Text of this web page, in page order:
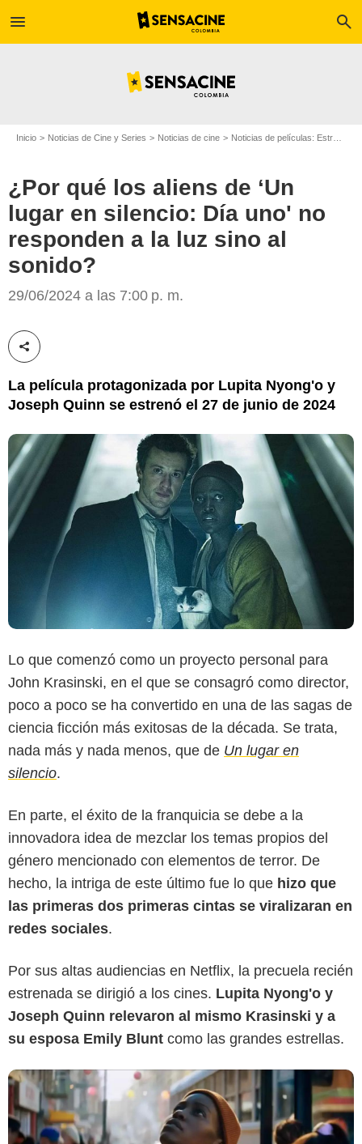
menu search
Inicio Noticias de Cine y Series Noticias de cine Noticias de películas: Estreno de película
¿Por qué los aliens de ‘Un
lugar en silencio: Día uno' no
responden a la luz sino al
sonido?
29/06/2024 a las 7:00 p. m.
Compartir esta noticia
La película protagonizada por Lupita Nyong'o y
Joseph Quinn se estrenó el 27 de junio de 2024
Platinum Dunes
Lo que comenzó como un proyecto personal para
John Krasinski, en el que se consagró como director,
poco a poco se ha convertido en una de las sagas de
ciencia ficción más exitosas de la década. Se trata,
nada más y nada menos, que de Un lugar en
silencio.
En parte, el éxito de la franquicia se debe a la
innovadora idea de mezclar los temas propios del
género mencionado con elementos de terror. De
hecho, la intriga de este último fue lo que hizo que
las primeras dos primeras cintas se viralizaran en
redes sociales.
Por sus altas audiencias en Netflix, la precuela recién
estrenada se dirigió a los cines. Lupita Nyong'o y
Joseph Quinn relevaron al mismo Krasinski y a
su esposa Emily Blunt como las grandes estrellas.
Platinum Dunes